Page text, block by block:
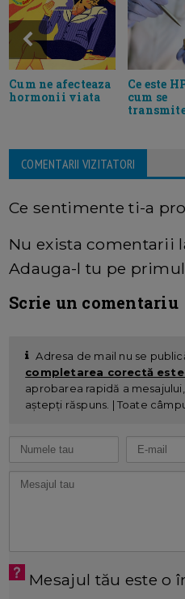
Cum ne afecteaza
hormonii viata
Ce este
cum se
COMENTARII VIZITATORI
Ce sentimente ti-a
Nu exista comentarii
Adauga-l tu pe
Scrie un comentariu
Adresa de mail nu se
completarea corectă este
aprobarea rapidă a
aștepți răspuns. | Toate
Mesajul tău este o